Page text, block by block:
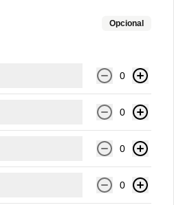
$10.900$13.625
Pescado a elección + camarones y
masago (Pequeñas huevas de pez
capelán) aderezado con salsa ponzu.
Opcional
0
0
0
0